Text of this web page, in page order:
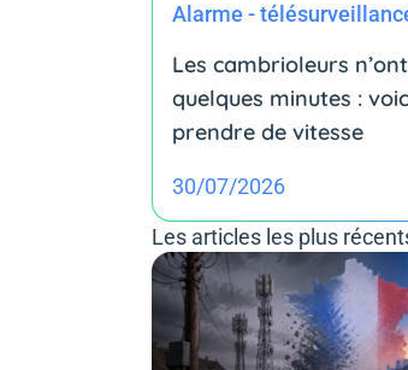
Alarme -
Les cambrioleurs
quelques minutes :
prendre de vitesse
30/07/2026
Les articles les plus